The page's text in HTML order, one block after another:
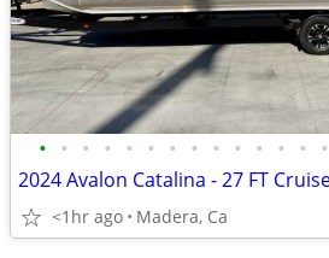
• • • • • • • • • • • • • •
<1hr ago Madera, Ca